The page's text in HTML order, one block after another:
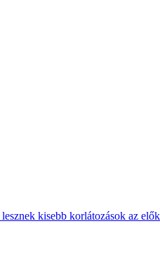
kisebb korlátozások az